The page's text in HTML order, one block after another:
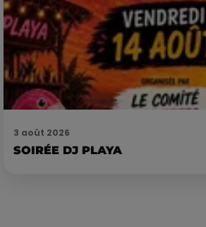
3 août 2026
SOIRÉE DJ PLAYA